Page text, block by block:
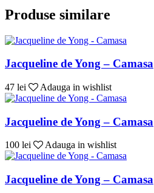
Produse similare
Jacqueline de Yong – Camasa
47 lei Adauga in wishlist
Jacqueline de Yong – Camasa
100 lei Adauga in wishlist
Jacqueline de Yong – Camasa